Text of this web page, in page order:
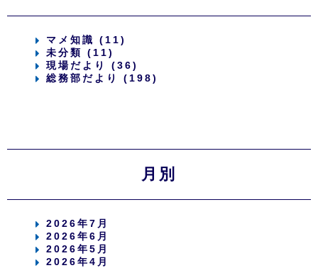
マメ知識 (11)
未分類 (11)
現場だより (36)
総務部だより (198)
月別
2026年7月
2026年6月
2026年5月
2026年4月